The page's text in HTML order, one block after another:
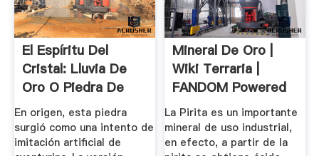
El Espíritu Del
Cristal: Lluvia De
Oro O Piedra De
Oro ...
En origen, esta piedra
surgió como una intento de
imitación artificial de
Mineral De Oro |
Wiki Terraria |
FANDOM Powered
By Wikia
La Pirita es un importante
mineral de uso industrial,
en efecto, a partir de la